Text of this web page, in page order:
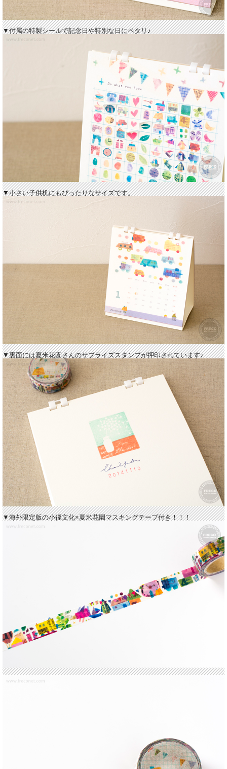
▼付属の特製シールで記念日や特別な日にペタリ♪
▼小さい子供机にもぴったりなサイズです。
▼裏面には夏米花園さんのサプライズスタンプが押印されています♪
▼海外限定版の小徑文化×夏米花園マスキングテープ付き！！！